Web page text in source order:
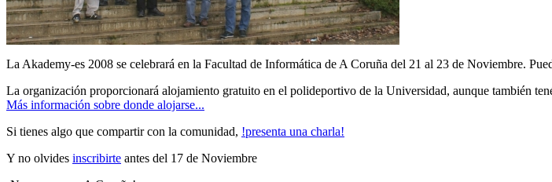
La Akademy-es 2008 se celebrará en la Facultad de Informática de A Coruña del 21 al 23 de Noviembre.
La organización proporcionará alojamiento gratuito en el polideportivo de la Universidad, aunque también
Más información sobre donde alojarse...
Si tienes algo que compartir con la comunidad, !presenta una charla!
Y no olvides inscribirte antes del 17 de Noviembre